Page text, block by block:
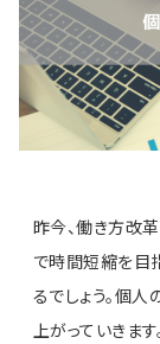
昨今、働き方改
で時間短縮を目
るでしょう。個
上がっていきま